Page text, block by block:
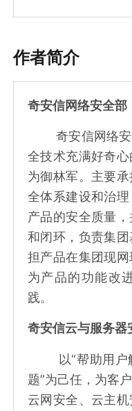
作者简介
奇安信网络安全部
奇安信网络安
全技术充满好奇
为御林军。主要
全体系建设和治
产品的安全质量
和闭环，负责集
担产品在集团现网
为产品的功能改
践。
奇安信云与服务器
以“帮助用户解
题”为己任，为客
云网安全、云主